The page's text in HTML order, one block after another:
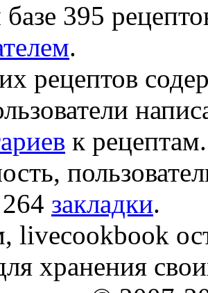
395
.
рецептов
к
закладки.
livecookbook
хранения